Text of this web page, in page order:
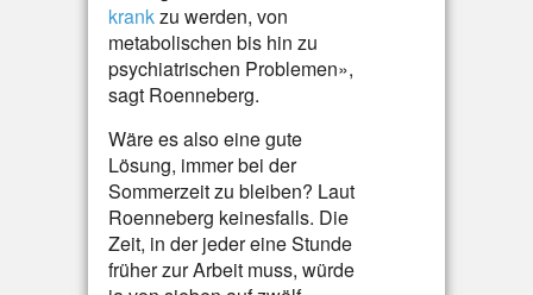
krankzu werden, von
metabolischen bis hin zu
psychiatrischen Problemen»,
sagt Roenneberg.
Wäre es also eine gute
Lösung, immer bei der
Sommerzeit zu bleiben? Laut
Roenneberg keinesfalls. Die
Zeit, in der jeder eine Stunde
früher zur Arbeit muss, würde